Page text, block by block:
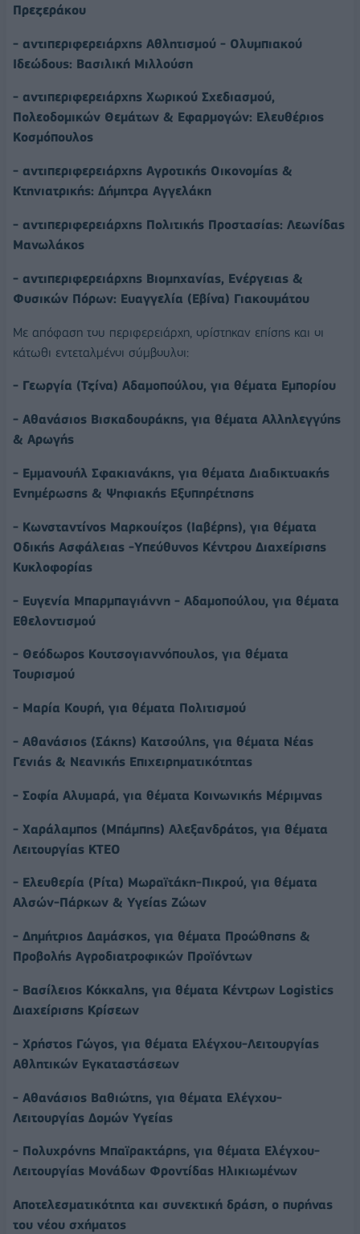
Πρεζεράκου
- αντιπεριφερειάρχης Αθλητισμού - Ολυμπιακού
Ιδεώδους: Βασιλική Μιλλούση
- αντιπεριφερειάρχης Χωρικού Σχεδιασμού,
Πολεοδομικών Θεμάτων & Εφαρμογών: Ελευθέριος
Κοσμόπουλος
- αντιπεριφερειάρχης Αγροτικής Οικονομίας &
Κτηνιατρικής: Δήμητρα Αγγελάκη
- αντιπεριφερειάρχης Πολιτικής Προστασίας: Λεωνίδας
Μανωλάκος
- αντιπεριφερειάρχης Βιομηχανίας, Ενέργειας &
Φυσικών Πόρων: Ευαγγελία (Εβίνα) Γιακουμάτου
Με απόφαση του περιφερειάρχη, ορίστηκαν επίσης και οι
κάτωθι εντεταλμένοι σύμβουλοι:
- Γεωργία (Τζίνα) Αδαμοπούλου, για θέματα Εμπορίου
- Αθανάσιος Βισκαδουράκης, για θέματα Αλληλεγγύης
& Αρωγής
- Εμμανουήλ Σφακιανάκης, για θέματα Διαδικτυακής
Ενημέρωσης & Ψηφιακής Εξυπηρέτησης
- Κωνσταντίνος Μαρκουίζος (Ιαβέρης), για θέματα
Οδικής Ασφάλειας -Υπεύθυνος Κέντρου Διαχείρισης
Κυκλοφορίας
- Ευγενία Μπαρμπαγιάννη - Αδαμοπούλου, για θέματα
Εθελοντισμού
- Θεόδωρος Κουτσογιαννόπουλος, για θέματα
Τουρισμού
- Μαρία Κουρή, για θέματα Πολιτισμού
- Αθανάσιος (Σάκης) Κατσούλης, για θέματα Νέας
Γενιάς & Νεανικής Επιχειρηματικότητας
- Σοφία Αλυμαρά, για θέματα Κοινωνικής Μέριμνας
- Χαράλαμπος (Μπάμπης) Αλεξανδράτος, για θέματα
Λειτουργίας ΚΤΕΟ
- Ελευθερία (Ρίτα) Μωραϊτάκη-Πικρού, για θέματα
Αλσών-Πάρκων & Υγείας Ζώων
- Δημήτριος Δαμάσκος, για θέματα Προώθησης &
Προβολής Αγροδιατροφικών Προϊόντων
- Βασίλειος Κόκκαλης, για θέματα Κέντρων Logistics
Διαχείρισης Κρίσεων
- Χρήστος Γώγος, για θέματα Ελέγχου-Λειτουργίας
Αθλητικών Εγκαταστάσεων
- Αθανάσιος Βαθιώτης, για θέματα Ελέγχου-
Λειτουργίας Δομών Υγείας
- Πολυχρόνης Μπαϊρακτάρης, για θέματα Ελέγχου-
Λειτουργίας Μονάδων Φροντίδας Ηλικιωμένων
Αποτελεσματικότητα και συνεκτική δράση, ο πυρήνας
του νέου σχήματος